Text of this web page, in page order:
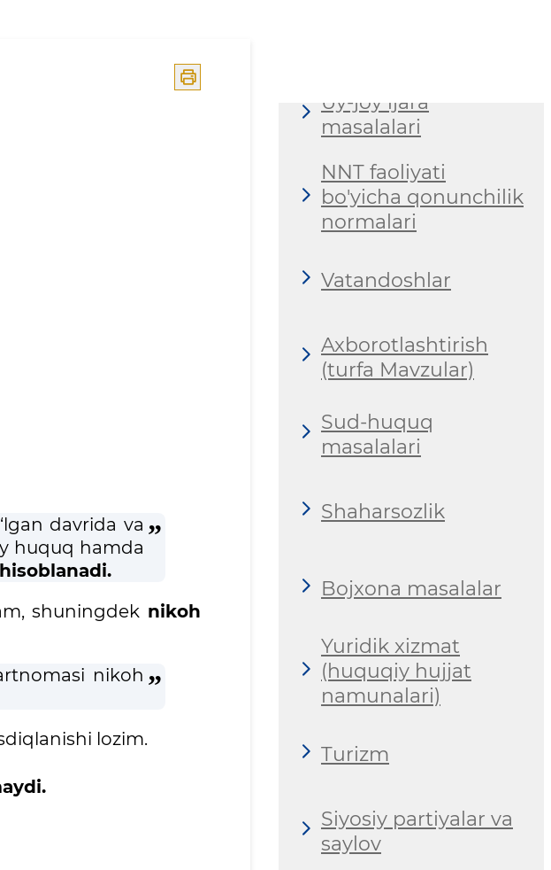
davrida va
huquq hamda
shuningdek nikoh
nikoh
lozim.
Uy-joy ijara
masalalari
NNT faoliyati
bo'yicha qonunchilik
normalari
Vatandoshlar
Axborotlashtirish
(turfa Mavzular)
Sud-huquq
masalalari
Shaharsozlik
Bojxona masalalar
Yuridik xizmat
(huquqiy hujjat
namunalari)
Turizm
Siyosiy partiyalar va
saylov